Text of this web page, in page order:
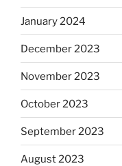
January 2024
December 2023
November 2023
October 2023
September 2023
August 2023